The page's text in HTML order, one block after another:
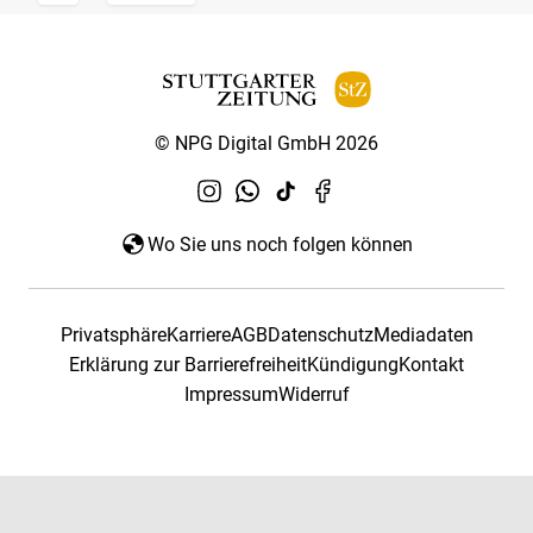
© NPG Digital GmbH 2026
Wo Sie uns noch folgen können
PrivatsphäreKarriereAGBDatenschutzMediadaten
Erklärung zur BarrierefreiheitKündigungKontakt
ImpressumWiderruf